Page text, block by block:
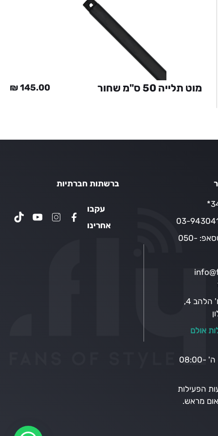
מוט תלייה 50 ס"מ שחור 145.00
₪
03-
050-
רח' הלהב 4,
אולם
בימים א' – ה' 08:00-
הפעילות
מראש.
ברשתות חברתיות
עקבו
אחרינו